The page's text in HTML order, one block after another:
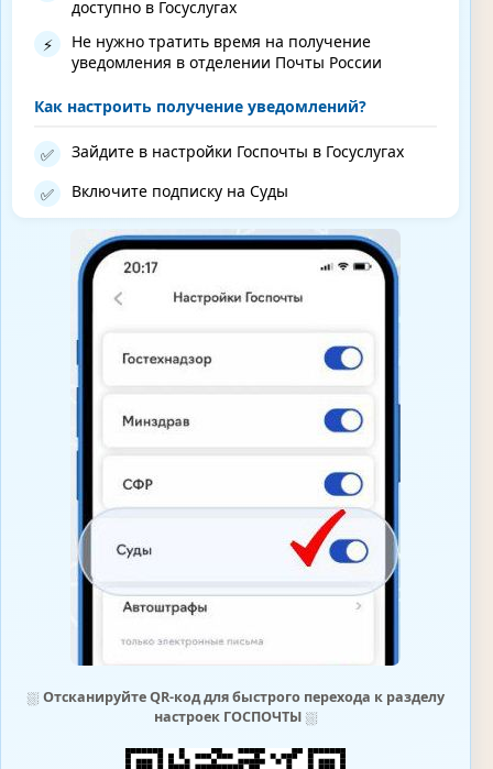
доступно в Госуслугах
⚡
Не нужно тратить время на получение
уведомления в отделении Почты России
Как настроить получение уведомлений?
✅ Зайдите в настройки Госпочты в Госуслугах
✅ Включите подписку на Суды
⛆ Отсканируйте QR-код для быстрого перехода к разделу
настроек ГОСПОЧТЫ⛆